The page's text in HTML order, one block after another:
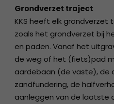
Grondverzet traject
KKS heeft elk grondverzet
zoals het grondverzet bij
en paden. Vanaf het
de weg of het (fiets)pad
aardebaan (de vaste), de
zandfundering, de
aanleggen van de laatste